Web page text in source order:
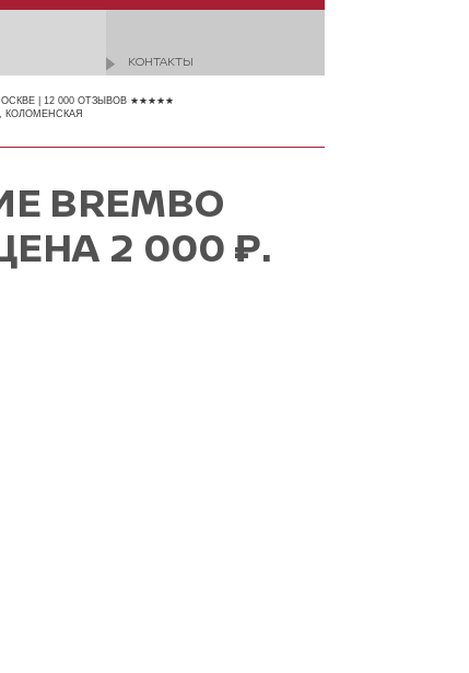
КОНТАКТЫ
| 12 000 ОТЗЫВОВ ★★★★★
КОЛОМЕНСКАЯ
BREMBO
2 000 ₽.